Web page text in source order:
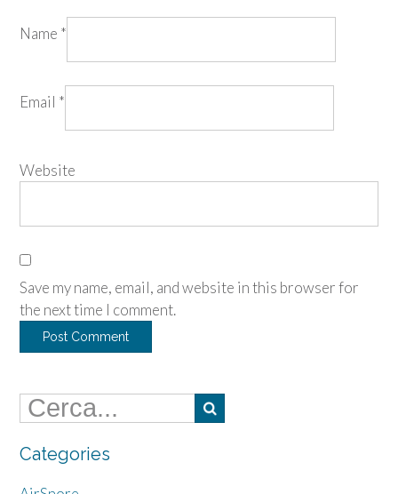
Name *
Email *
Website
Save my name, email, and website in this browser for
the next time I comment.
Categories